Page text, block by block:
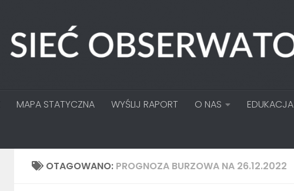
MAPA STATYCZNA WYŚLIJ RAPORT O NAS EDUKACJA
OTAGOWANO: PROGNOZA BURZOWA NA 26.12.2022